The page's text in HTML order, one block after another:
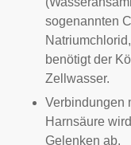
sogenannten
benötigt der
Zellwasser.
Verbindungen
Harnsäure
Gelenken ab.